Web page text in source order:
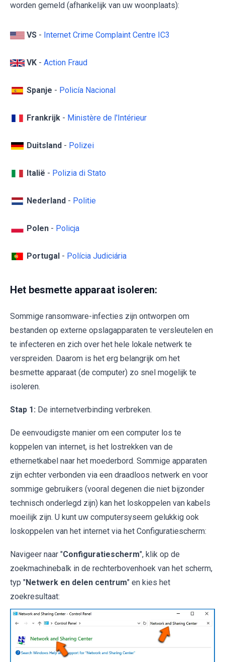
worden gemeld (afhankelijk van uw woonplaats):
VS - Internet Crime Complaint Centre IC3
VK - Action Fraud
Spanje - Policía Nacional
Frankrijk - Ministère de l'Intérieur
Duitsland - Polizei
Italië - Polizia di Stato
Nederland - Politie
Polen - Policja
Portugal - Polícia Judiciária
Het besmette apparaat isoleren:
Sommige ransomware-infecties zijn ontworpen om
bestanden op externe opslagapparaten te versleutelen en
te infecteren en zich over het hele lokale netwerk te
verspreiden. Daarom is het erg belangrijk om het
besmette apparaat (de computer) zo snel mogelijk te
isoleren.
Stap 1: De internetverbinding verbreken.
De eenvoudigste manier om een computer los te
koppelen van internet, is het lostrekken van de
ethernetkabel naar het moederbord. Sommige apparaten
zijn echter verbonden via een draadloos netwerk en voor
sommige gebruikers (vooral degenen die niet bijzonder
technisch onderlegd zijn) kan het loskoppelen van kabels
moeilijk zijn. U kunt uw computersyseem gelukkig ook
loskoppelen van het internet via het Configuratiescherm:
Navigeer naar "Configuratiescherm", klik op de
zoekmachinebalk in de rechterbovenhoek van het scherm,
typ "Netwerk en delen centrum" en kies het
zoekresultaat: